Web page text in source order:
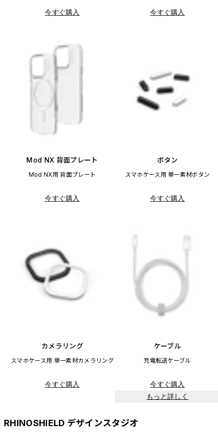
今すぐ購入 今すぐ購入
Mod NX 背面プレート
Mod NX用 背面プレート
今すぐ購入
ボタン
スマホケース用 単一素材ボタン
今すぐ購入
カメラリング
スマホケース用 単一素材カメラリング
今すぐ購入
ケーブル
充電転送ケーブル
今すぐ購入
もっと詳しく
RHINOSHIELD デザインスタジオ